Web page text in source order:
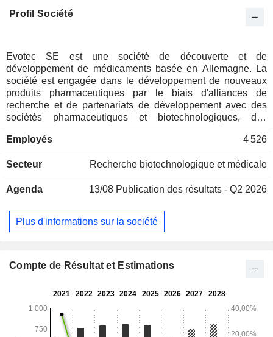
Profil Société
Evotec SE est une société de découverte et de
développement de médicaments basée en Allemagne. La
société est engagée dans le développement de nouveaux
produits pharmaceutiques par le biais d'alliances de
recherche et de partenariats de développement avec des
sociétés pharmaceutiques et biotechnologiques, des
des sociétés de capital-risque. Les solutions de découverte
d'alliances intégrées de découverte de médicaments, de
médicaments candidats et d'accords de consultation. Evotec
les neurosciences, le diabète et ses complications, la
douleur et l'inflammation, l'oncologie, les maladies
thérapeutiques, tels que l'insomnie du SNC, la toux
entre autres.
Employés 4 526
Secteur Recherche biotechnologique et médicale
Agenda 13/08 Publication des résultats - Q2 2026
Plus d'informations sur la société
Compte de Résultat et Estimations